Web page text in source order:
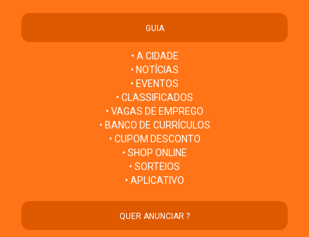
GUIA
• A CIDADE
• NOTÍCIAS
• EVENTOS
• CLASSIFICADOS
• VAGAS DE EMPREGO
• BANCO DE CURRÍCULOS
• CUPOM DESCONTO
• SHOP ONLINE
• SORTEIOS
• APLICATIVO
QUER ANUNCIAR ?